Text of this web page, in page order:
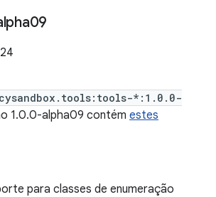
*:1.0.0-
1.0.0-alpha09 contém estes
para classes de enumeração